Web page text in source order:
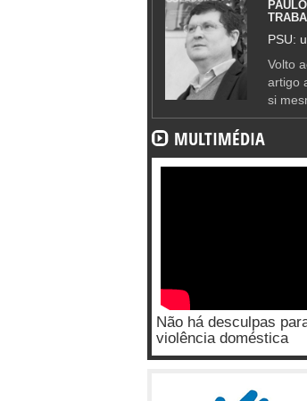
PSU:
Volto
artigo
si
MULTIMÉDIA
Não há desculpas
violência doméstica